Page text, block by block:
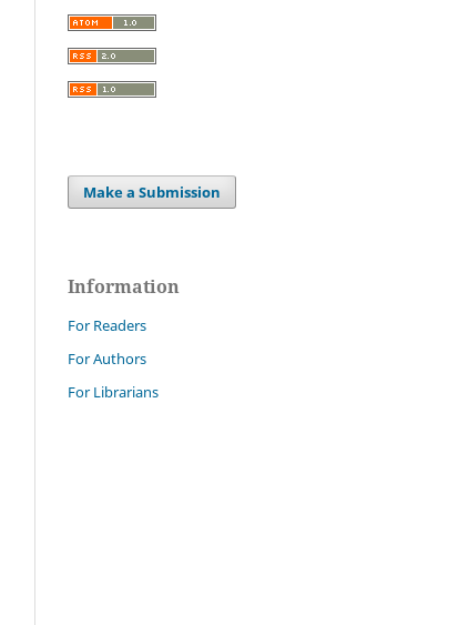
Make a Submission
Information
For Readers
For Authors
For Librarians